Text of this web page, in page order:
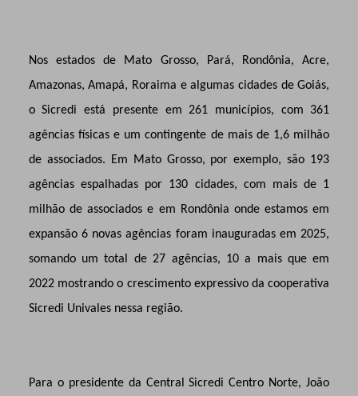
Nos estados de Mato Grosso, Pará, Rondônia, Acre,
Amazonas, Amapá, Roraima e algumas cidades de Goiás,
o Sicredi está presente em 261 municípios, com 361
agências físicas e um contingente de mais de 1,6 milhão
de associados. Em Mato Grosso, por exemplo, são 193
agências espalhadas por 130 cidades, com mais de 1
milhão de associados e em Rondônia onde estamos em
expansão 6 novas agências foram inauguradas em 2025,
somando um total de 27 agências, 10 a mais que em
2022 mostrando o crescimento expressivo da cooperativa
Sicredi Univales nessa região.
Para o presidente da Central Sicredi Centro Norte, João